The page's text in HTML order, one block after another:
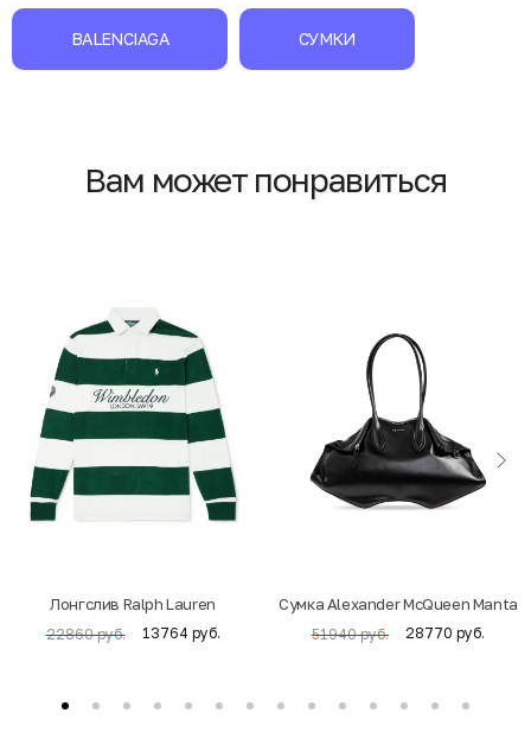
BALENCIAGA СУМКИ
Вам может понравиться
Лонгслив Ralph Lauren
22860 руб. 13764 руб.
Cумка Alexander McQueen Manta
51940 руб. 28770 руб.